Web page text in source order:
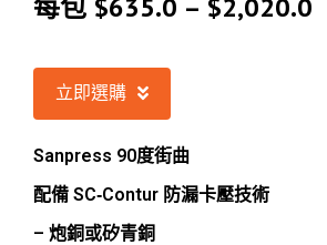
每包 $635.0 – $2,020.0
立即選購
Sanpress 90度街曲
配備 SC‑Contur 防漏卡壓技術
– 炮銅或矽青銅